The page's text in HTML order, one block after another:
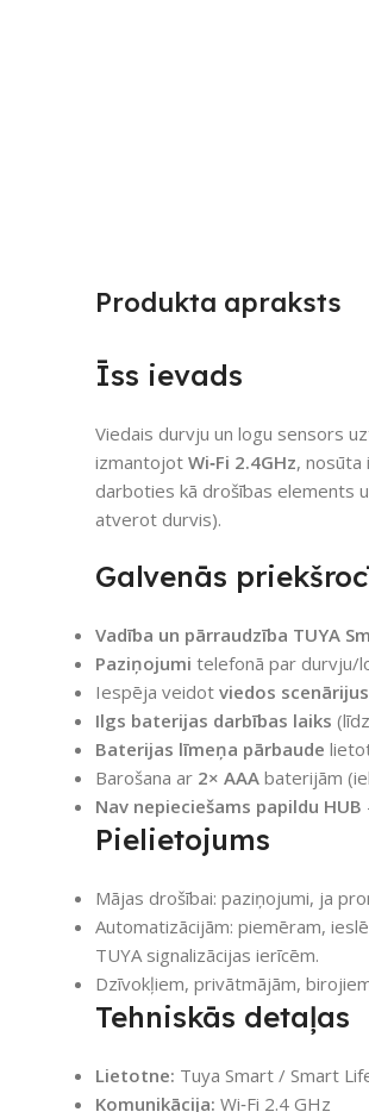
Produkta apraksts
Īss ievads
Viedais durvju un logu sensors
izmantojot Wi‑Fi 2.4GHz, nosūta
darboties kā drošības elements
atverot durvis).
Galvenās
Vadība un pārraudzība TUYA
Paziņojumi telefonā par durvju/
Iespēja veidot viedos scenārijus
Ilgs baterijas darbības laiks
Baterijas līmeņa pārbaude
Barošana ar 2× AAA baterijām
Nav nepieciešams papildu HUB
Pielietojums
Mājas drošībai: paziņojumi, ja
Automatizācijām: piemēram,
TUYA signalizācijas ierīcēm.
Dzīvokļiem, privātmājām,
Tehniskās detaļas
Lietotne: Tuya Smart / Smart
Komunikācija: Wi‑Fi 2.4 GHz